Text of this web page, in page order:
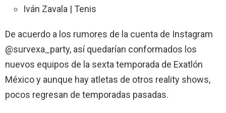
Iván Zavala | Tenis
De acuerdo a los rumores de la cuenta de Instagram
@survexa_party, así quedarían conformados los
nuevos equipos de la sexta temporada de Exatlón
México y aunque hay atletas de otros reality shows,
pocos regresan de temporadas pasadas.